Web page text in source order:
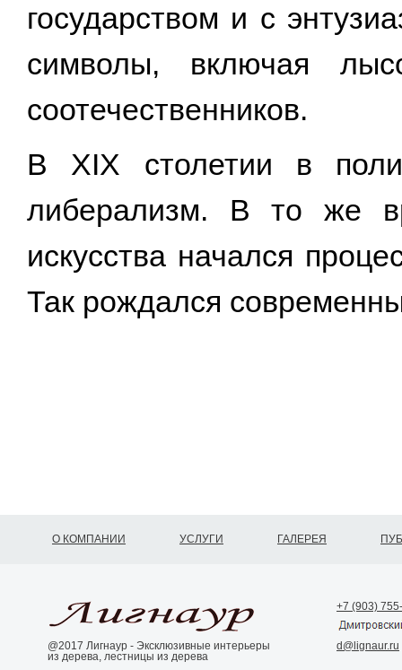
государством и с
символы, включая
соотечественников.
В XIX столетии в
либерализм. В то же
искусства начался
Так рождался
О КОМПАНИИ УСЛУГИ ГАЛЕРЕЯ
@2017 Лигнаур - Эксклюзивные интерьеры
из дерева, лестницы из дерева
+7 (903)
d@lignaur.ru